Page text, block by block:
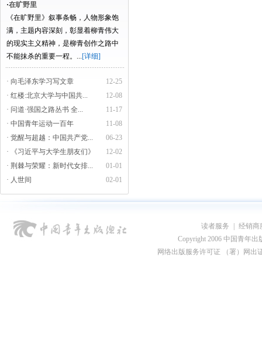
·在旷野里
《在旷野里》叙事条畅，人物形象饱
满，主题内容深刻，彰显着柳青伟大
的现实主义精神，是柳青创作之路中
不能抹杀的重要一程。...[详细]
12-25
· 向毛泽东学习写文章
12-08
· 红楼:北京大学与中国共...
11-17
· 问道·强国之路丛书 全...
11-08
· 中国青年运动一百年
06-23
· 觉醒与超越：中国共产党...
12-02
· 《习近平与大学生朋友们》
01-01
· 荆棘与荣耀：新时代女排...
02-01
· 人世间
读者服务
经销商
Copyright 2006 中国青年出
网络出版服务许可证 （署）网出